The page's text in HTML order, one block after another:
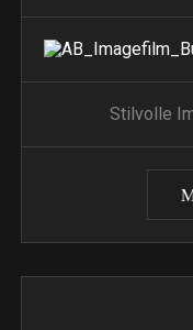
Stilvolle